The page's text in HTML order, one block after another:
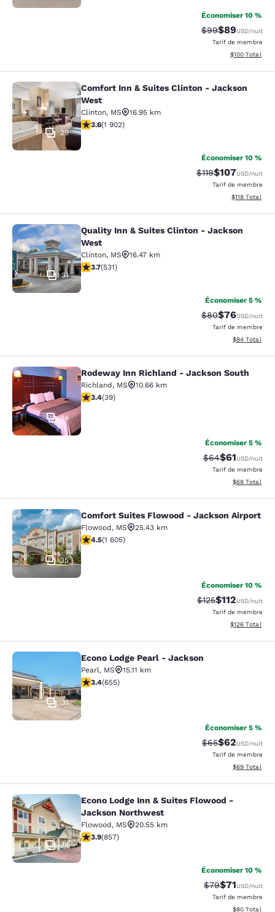
Économiser 10 %
Tarif barré :
$99Tarif réduit :
$89USD/nuit
Tarif de membre
Afficher les
$100 Total
Comfort Inn & Suites Clinton -
29
Comfort Inn & Suites Clinton - Jackson
West
Clinton, MS
16.95 km
3.58 étoiles. Bien. 1902 commentaires
3.6(1 902)
Économiser 10 %
Tarif barré :
$119Tarif réduit :
$107USD/nuit
Tarif de membre
Afficher les
$118 Total
Quality Inn & Suites Clinton -
31
Quality Inn & Suites Clinton - Jackson
West
Clinton, MS
16.47 km
3.72 étoiles. Bien. 531 commentaires
3.7(531)
Économiser 5 %
Tarif barré :
$80Tarif réduit :
$76USD/nuit
Tarif de membre
Afficher les
$84 Total
Rodeway Inn Richland - Jackson
14
Rodeway Inn Richland - Jackson South
Richland, MS
10.66 km
3.44 étoiles. Bien. 39 commentaires
3.4(39)
Économiser 5 %
Tarif barré :
$64Tarif réduit :
$61USD/nuit
Tarif de membre
Afficher les
$68 Total
Comfort Suites Flowood - Jackson
35
Comfort Suites Flowood - Jackson Airport
Flowood, MS
25.43 km
4.49 étoiles. Excellent. 1605 commentaires
4.5(1 605)
Économiser 10 %
Tarif barré :
$125Tarif réduit :
$112USD/nuit
Tarif de membre
Afficher les
$126 Total
Econo Lodge Pearl - Jackson
31
Econo Lodge Pearl - Jackson
Pearl, MS
15.11 km
3.36 étoiles. Bien. 655 commentaires
3.4(655)
Économiser 5 %
Tarif barré :
$65Tarif réduit :
$62USD/nuit
Tarif de membre
Afficher les
$69 Total
Econo Lodge Inn & Suites Flowood
34
Econo Lodge Inn & Suites Flowood -
Jackson Northwest
Flowood, MS
20.55 km
3.94 étoiles. Bien. 857 commentaires
3.9(857)
Économiser 10 %
Tarif barré :
$79Tarif réduit :
$71USD/nuit
Tarif de membre
Afficher les
$80 Total